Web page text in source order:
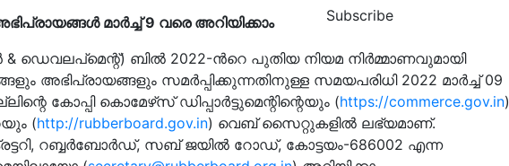
Subscribe
മാര്‍ച്ച് 9 വരെ അറിയിക്കാം
ഡെവലപ്‌മെന്റ്) ബില്‍ 2022-ൻറെ പുതിയ നിയമ നിര്‍മ്മാണവുമായി
അഭിപ്രായങ്ങളും സമര്‍പ്പിക്കുന്നതിനുള്ള സമയപരിധി 2022 മാര്‍ച്ച് 09
കോപ്പി കൊമേഴ്‌സ് ഡിപ്പാര്‍ട്ടുമെന്റിന്റെയും (https://commerce.gov.in)
(http://rubberboard.gov.in) വെബ് സൈറ്റുകളില്‍ ലഭ്യമാണ്.
റബ്ബര്‍ബോര്‍ഡ്, സബ് ജയില്‍ റോഡ്, കോട്ടയം-686002 എന്ന